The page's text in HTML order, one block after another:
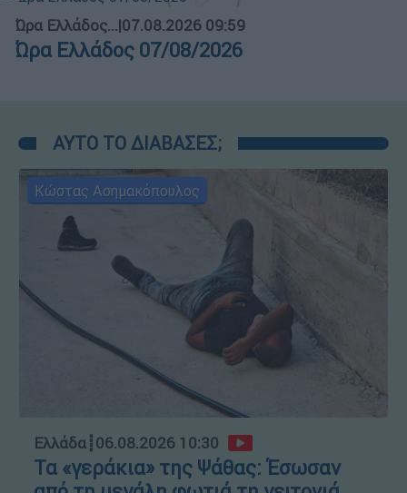
Ώρα Ελλάδος...|07.08.2026 09:59
Ώρα Ελλάδος 07/08/2026
ΑΥΤΟ ΤΟ ΔΙΑΒΑΣΕΣ;
Κώστας Ασημακόπουλος
Ελλάδα┋06.08.2026 10:30
Τα «γεράκια» της Ψάθας: Έσωσαν